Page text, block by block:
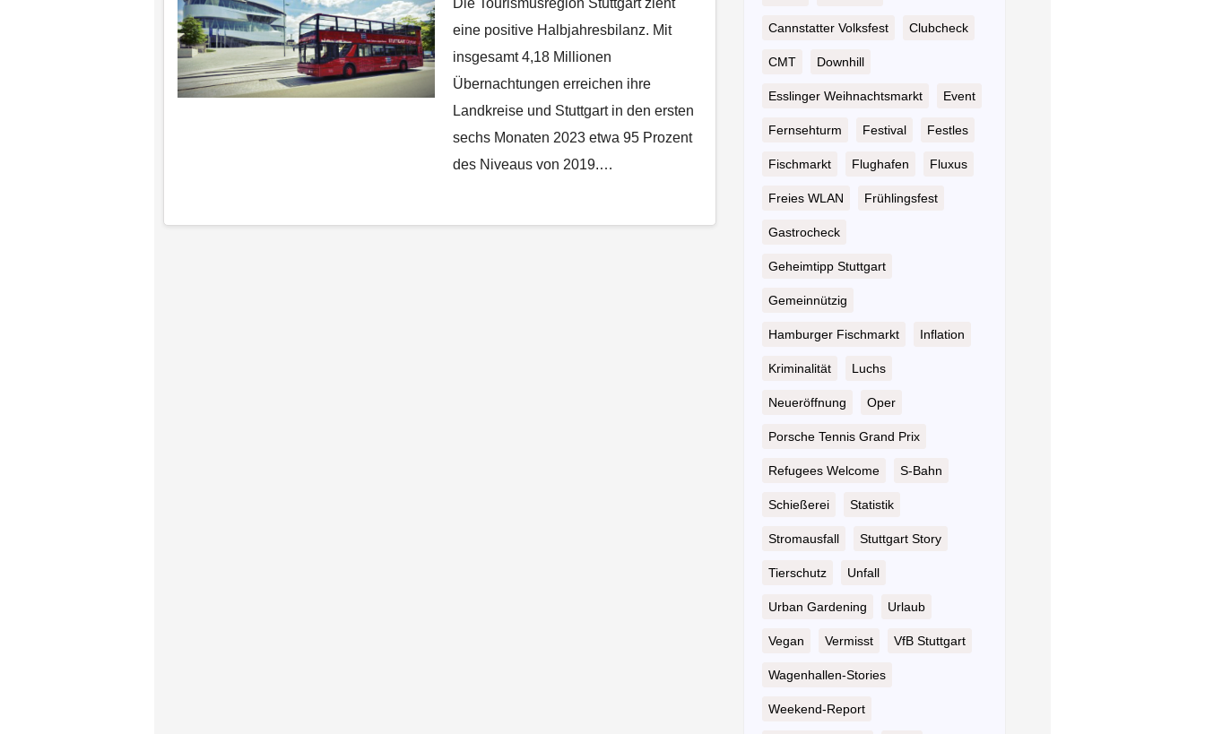
eine positive Halbjahresbilanz. Mit
insgesamt 4,18 Millionen
Übernachtungen erreichen ihre
Landkreise und Stuttgart in den ersten
sechs Monaten 2023 etwa 95 Prozent
des Niveaus von 2019.…
Cannstatter Volksfest Clubcheck
CMT Downhill
Esslinger Weihnachtsmarkt Event
Fernsehturm Festival Festles
Fischmarkt Flughafen Fluxus
Freies WLAN Frühlingsfest
Gastrocheck
Geheimtipp Stuttgart
Gemeinnützig
Hamburger Fischmarkt Inflation
Kriminalität Luchs
Neueröffnung Oper
Porsche Tennis Grand Prix
Refugees Welcome S-Bahn
Schießerei Statistik
Stromausfall Stuttgart Story
Tierschutz Unfall
Urban Gardening Urlaub
Vegan Vermisst VfB Stuttgart
Wagenhallen-Stories
Weekend-Report